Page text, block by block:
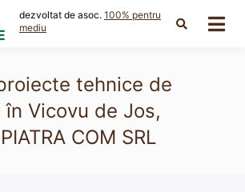
dezvoltat de asoc. 100% pentru
mediu
tehnice de
Vicovu de Jos,
COM SRL